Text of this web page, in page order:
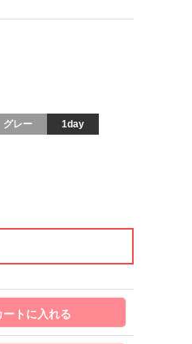
グレー
1day
ートに入れる